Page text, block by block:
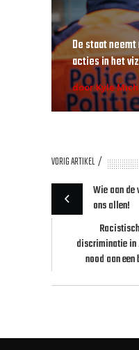
De staat
acties in het
door Kyle
VORIG ARTIKEL
Wie aan
ons allen!
discriminatie in
nood aan een